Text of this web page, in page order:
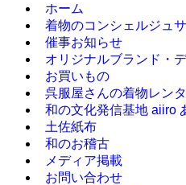
ホーム
着物のコンシェルジュ
催事お知らせ
オリジナルブランド・
お買いもの
呉服屋さんの着物レン
和の文化発信基地 aiiro
土佐紙布
和のお稽古
メディア掲載
お問い合わせ